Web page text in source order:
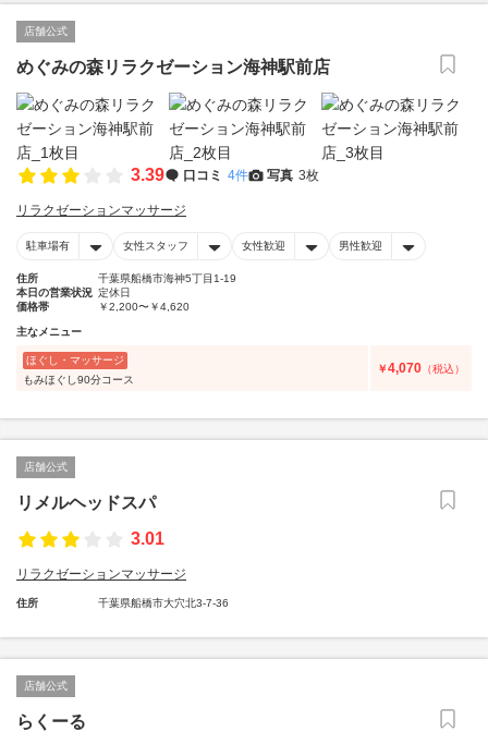
店舗公式
めぐみの森リラクゼーション海神駅前店
3.39 口コミ 4件 写真 3枚
リラクゼーションマッサージ
駐車場有 女性スタッフ 女性歓迎 男性歓迎
住所
千葉県船橋市海神5丁目1-19
本日の営業状況 定休日
価格帯
￥2,200〜￥4,620
主なメニュー
ほぐし・マッサージ
もみほぐし90分コース
￥4,070 （税込）
店舗公式
リメルヘッドスパ
3.01
リラクゼーションマッサージ
住所 千葉県船橋市大穴北3-7-36
店舗公式
らくーる